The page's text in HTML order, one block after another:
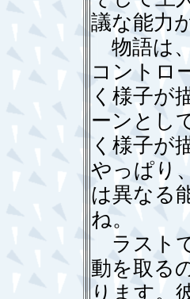
議な能力
物語は
コントロ
く様子が
ーンとし
く様子が
やっぱり
は異なる
ね。
ラスト
動を取る
ります。